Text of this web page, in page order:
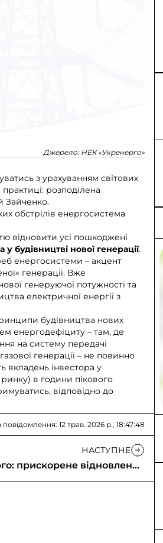
Джерело: НЕК «Укренерго»
з урахуванням світових
розподілена
Зайченко.
обстрілів енергосистема
відновити усі пошкоджені
у будівництві нової генерації.
енергосистеми – акцент
генерації. Вже
генеруючої потужності та
електричної енергії з
будівництва нових
енергодефіциту – там, де
на систему передачі
генерації – не повинно
вкладень інвестора у
в години пікового
відповідно до
повідомлення: 12 трав. 2026 р., 18:47:48
НАСТУПНЕ
прискорене відновлення
енергосистеми